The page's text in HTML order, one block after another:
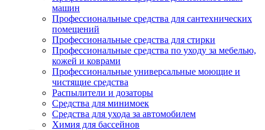
машин
Профессиональные средства для сантехнических
помещений
Профессиональные средства для стирки
Профессиональные средства по уходу за мебелью,
кожей и коврами
Профессиональные универсальные моющие и
чистящие средства
Распылители и дозаторы
Средства для минимоек
Средства для ухода за автомобилем
Химия для бассейнов